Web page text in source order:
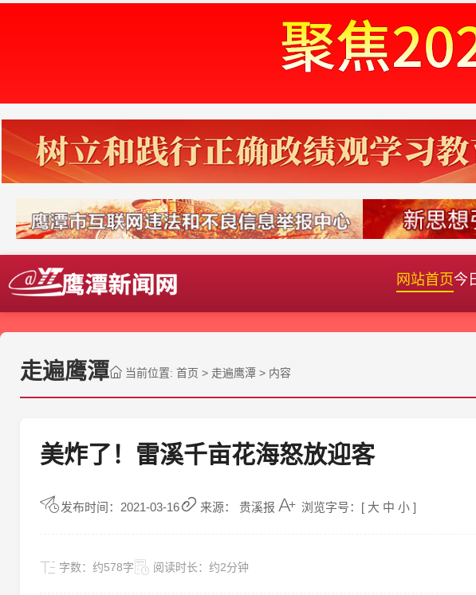
网站首页今
走遍鹰潭 当前位置: 首页 > 走遍鹰潭 > 内容
美炸了！雷溪千亩花海怒放迎客
发布时间：2021-03-16 来源： 贵溪报 浏览字号：[ 大 中 小 ]
字数： 约578字 阅读时长： 约2分钟